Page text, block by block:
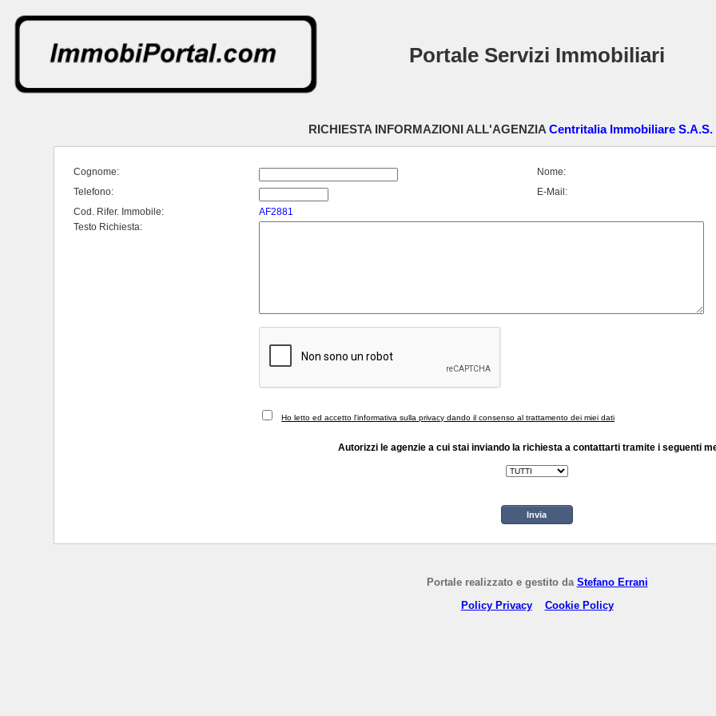
Portale Servizi Immobiliari
RICHIESTA INFORMAZIONI ALL'AGENZIA Centritalia Immobiliare
Cognome:
Nome:
Telefono:
E-Mail:
Cod. Rifer. Immobile:
AF2881
Testo Richiesta:
Ho letto ed accetto l'informativa sulla privacy dando il consenso al trattamento dei miei dati
Autorizzi le agenzie a cui stai inviando la richiesta a contattarti tramite i seguenti
Invia
Portale realizzato e gestito da Stefano Errani
Policy Privacy
Cookie Policy